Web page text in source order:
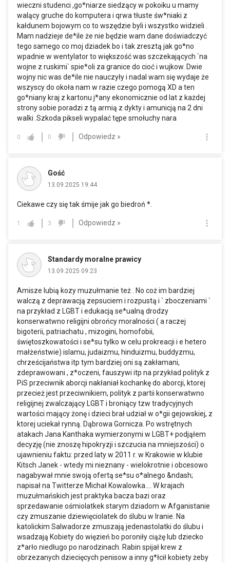
wieczni studenci ,go*niarze siedzący w pokoiku u mamy
walący gruche do komputera i qrwa tłuste św*niaki z
kałdunem bojowym co to wszędzie byli i wszystko widzieli .
Mam nadzieje de*ile że nie będzie wam dane doświadczyć
tego samego co moj dziadek bo i tak zresztą jak go*no
wpadnie w wentylator to większość was szczekających `na
wojne z ruskimi` spie*oli za granice do cioć i wujkow. Dwie
wojny nic was de*ile nie nauczyły i nadal wam się wydaje że
wszyscy do okoła nam w razie czego pomogą XD a ten
go*niany kraj z kartonu j*any ekonomicznie od lat z każdej
strony sobie poradzi z tą armią z dykty i amunicją na 2 dni
walki .Szkoda pikseli wypalać tępe smołuchy nara
0 0 Odpowiedz »
Gość
13.09.2025 19:44
Ciekawe czy się tak śmije jak go biedroń *.
1 3 Odpowiedz »
Standardy moralne prawicy
13.09.2025 09:23
Amisze lubią kozy muzułmanie też . No coż im bardziej
walczą z deprawacją zepsuciem i rozpustą i ` zboczeniami `
na przykład z LGBT i edukacją se*ualną drodzy
konserwatwno religijni obrońcy moralności ( a raczej
bigoterii, patriachatu , mizogini, homofobii,
świętoszkowatości i se*su tylko w celu prokreacji i e hetero
małżeństwie) islamu, judaizmu, hinduizmu, buddyzmu,
chrześcijaństwa itp tym bardziej oni są zakłamani,
zdeprawowani , z*oczeni, fauszywi itp na przykład polityk z
PiS przeciwnik aborcji nakłaniał kochankę do aborcji, ktorej
przecież jest przeciwnikiem, polityk z partii konserwatwno
religijnej zwalczający LGBT i broniący tzw tradycyjnych
wartości mający żonę i dzieci brał udział w o*gii gejowskiej, z
ktorej uciekał rynną. Dąbrowa Gornicza. Po wstrętnych
atakach Jana Kanthaka wymierzonymi w LGBT+ podjąłem
decyzję (nie znoszę hipokryzji i szczucia na mniejszości) o
ujawnieniu faktu: przed laty w 2011 r. w Krakowie w klubie
Kitsch Janek - wtedy mi nieznany - wielokrotnie i obcesowo
nagabywał mnie swoją ofertą se*su o*alnego &ndash;
napisał na Twitterze Michał Kowalowka.... W krajach
muzułmańskich jest praktyka bacza bazi oraz
sprzedawanie ośmiolatkek starym dziadom w Afganistanie
czy zmuszanie dziewięciolatek do ślubu w Iranie. Na
katolickim Salwadorze zmuszają jedenastolatki do ślubu i
wsadzają Kobiety do więzień bo poroniły ciążę lub dziecko
z*arło niedługo po narodzinach. Rabin spijał krew z
obrzezanych dziecięcych penisow a inny g*łcił kobiety żeby